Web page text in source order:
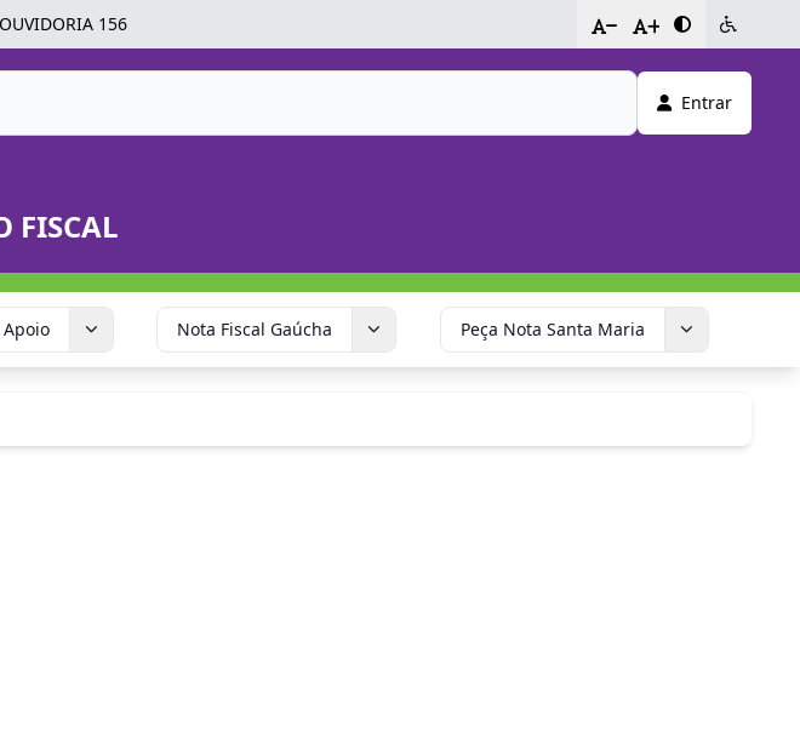
OUVIDORIA 156 - +
Entrar
FISCAL
Nota Fiscal Gaúcha Peça Nota Santa Maria